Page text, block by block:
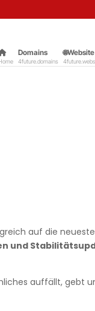
Domains–
4future.domains
🌐Website–
auf die neueste
und
auffällt, gebt